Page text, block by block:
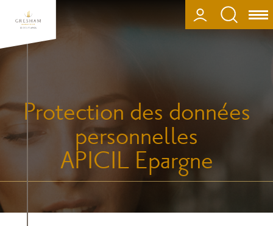
contenu
principal
CONNEXION
ou
Protection des données
personnelles
APICIL Epargne